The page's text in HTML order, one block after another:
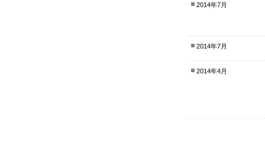
2014年7月
2014年7月
2014年4月